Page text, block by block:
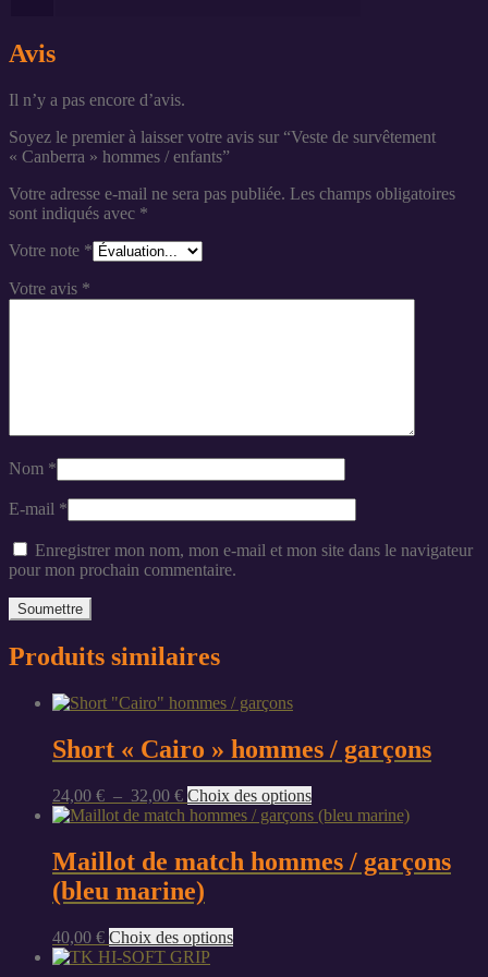
Avis
Il n’y a pas encore d’avis.
Soyez le premier à laisser votre avis sur “Veste de survêtement
« Canberra » hommes / enfants”
Votre adresse e-mail ne sera pas publiée. Les champs obligatoires
sont indiqués avec *
Votre note *
Votre avis *
Nom *
E-mail *
Enregistrer mon nom, mon e-mail et mon site dans le navigateur
pour mon prochain commentaire.
Produits similaires
Short « Cairo » hommes / garçons
24,00 € – 32,00 €Plage
de
24,00 €
à
32,00 €
Choix des optionsCe
produit
plusieurs
variations.
Maillot de match hommes / garçons
(bleu marine)
40,00 € Choix des optionsCe